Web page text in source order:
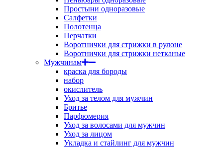
Простыни одноразовые
Салфетки
Полотенца
Перчатки
Воротнички для стрижки в рулоне
Воротнички для стрижки нетканые
Мужчинам
краска для бороды
набор
окислитель
Уход за телом для мужчин
Бритье
Парфюмерия
Уход за волосами для мужчин
Уход за лицом
Укладка и стайлинг для мужчин